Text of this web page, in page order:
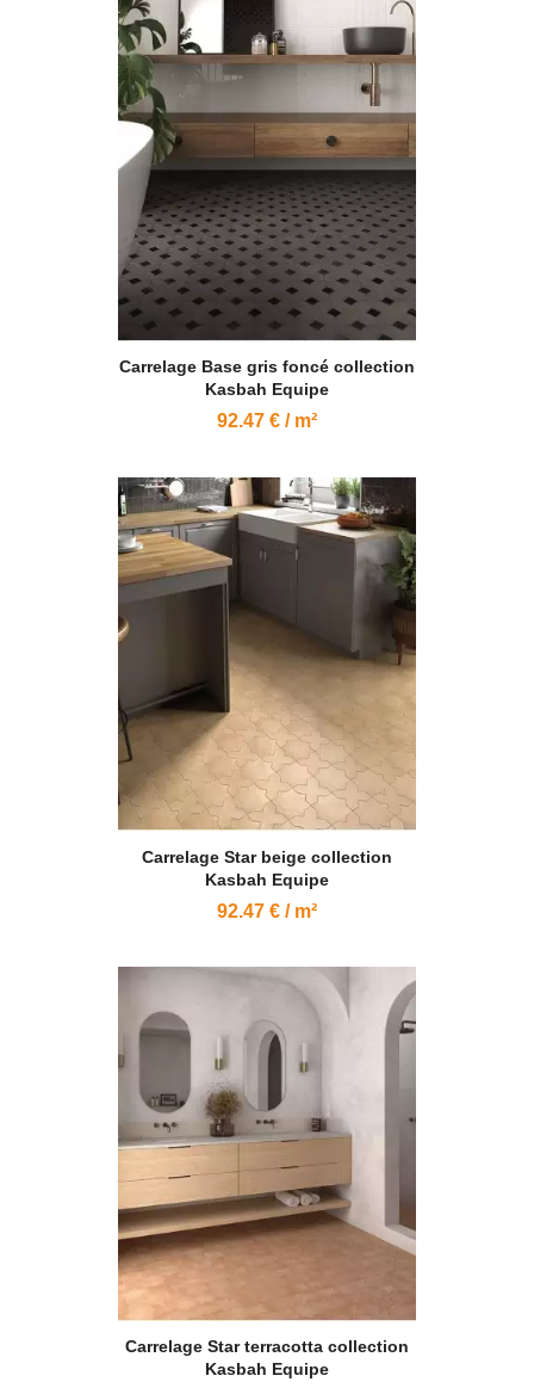
Carrelage Base gris foncé collection
Kasbah Equipe
92.47 € / m²
Carrelage Star beige collection
Kasbah Equipe
92.47 € / m²
Carrelage Star terracotta collection
Kasbah Equipe